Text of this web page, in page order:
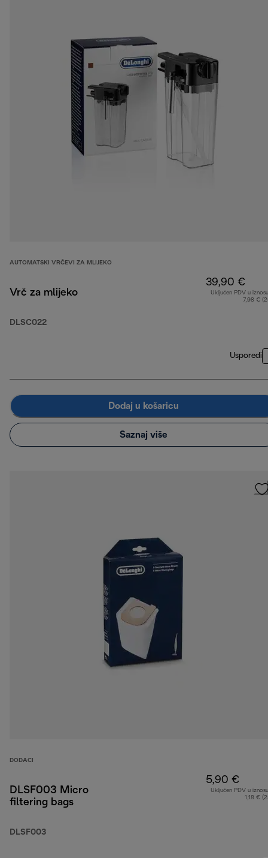
AUTOMATSKI VRČEVI ZA MLIJEKO
Vrč za mlijeko
DLSC022
39,90 €
Uključen PDV u
7,98 €
Usporedi
Dodaj u košaricu
Saznaj više
DODACI
DLSF003 Micro
filtering bags
DLSF003
5,90 €
Uključen PDV u
1,18 €